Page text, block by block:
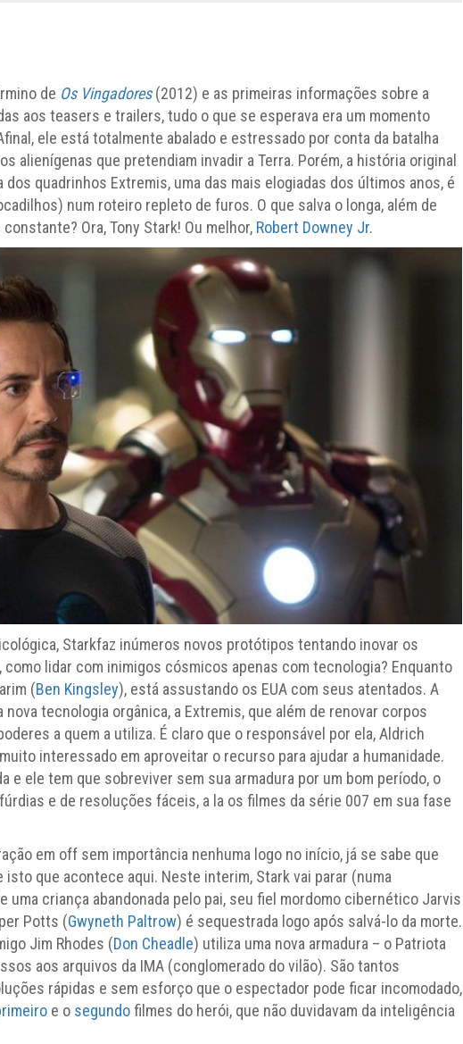
de Os Vingadores(2012) e as primeiras informações sobre a
aos teasers e trailers, tudo o que se esperava era um momento
ele está totalmente abalado e estressado por conta da batalha
alienígenas que pretendiam invadir a Terra. Porém, a história original
dos quadrinhos Extremis, uma das mais elogiadas dos últimos anos, é
num roteiro repleto de furos. O que salva o longa, além de
Ora, Tony Stark! Ou melhor, Robert Downey Jr.
Starkfaz inúmeros novos protótipos tentando inovar os
como lidar com inimigos cósmicos apenas com tecnologia? Enquanto
(Ben Kingsley), está assustando os EUA com seus atentados. A
tecnologia orgânica, a Extremis, que além de renovar corpos
a quem a utiliza. É claro que o responsável por ela, Aldrich
interessado em aproveitar o recurso para ajudar a humanidade.
e ele tem que sobreviver sem sua armadura por um bom período, o
e de resoluções fáceis, a la os filmes da série 007 em sua fase
em off sem importância nenhuma logo no início, já se sabe que
isto que acontece aqui. Neste interim, Stark vai parar (numa
uma criança abandonada pelo pai, seu fiel mordomo cibernético Jarvis
Potts (Gwyneth Paltrow) é sequestrada logo após salvá-lo da morte.
Jim Rhodes (Don Cheadle) utiliza uma nova armadura – o Patriota
aos arquivos da IMA (conglomerado do vilão). São tantos
rápidas e sem esforço que o espectador pode ficar incomodado,
e o segundofilmes do herói, que não duvidavam da inteligência